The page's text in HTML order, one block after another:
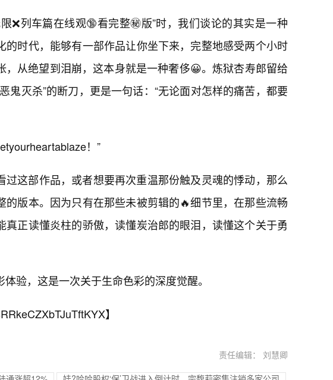
❌列车篇在线观🔞看完整㊙️版”时，我们谈论的其实是一种
的时代，能够有一部作品让你坐下来，完整地感受两个小时
，从绝望到泪崩，这本身就是一种奢侈😀。炼狱杏寿郎留给
鬼灭杀”的断刀，更是一句话：“无论面对怎样的痛苦，都要
！”
过这部作品，或者想要再次重温那份触及灵魂的悸动，那么
的版本。因为只有在那些未被剪辑的🔥细节里，在那些流畅
真正读懂炎柱的骄傲，读懂炭治郎的眼泪，读懂这个关于勇
验，这是一次关于生命色彩的深度觉醒。
】
责任编辑： 刘慧卿